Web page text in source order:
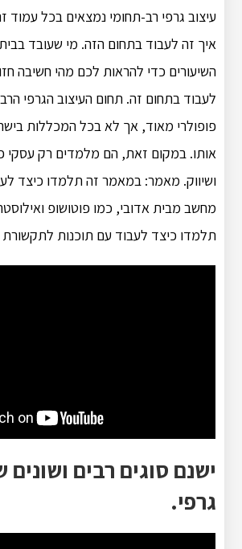
עיצוב גרפי רב-תחומי נמצאים בכל
איך זה לעבוד בתחום הזה. מי שעובד
השיעורים כדי להראות לכם מהי חשיבה
לעבוד בתחום זה. תחום העיצוב הגרפי
פופולרי מאוד, אך לא בכל המכללות
אותו. במקום זאת, הם מלמדים רק עסקי
ושיווק. מאמר: במאמר זה תלמדו כיצד
מחשב מבית אדובי, כמו פוטושופ
תלמדו כיצד לעבוד עם תוכנות לתקשורת
ישנם סוגים רבים
גרפי.